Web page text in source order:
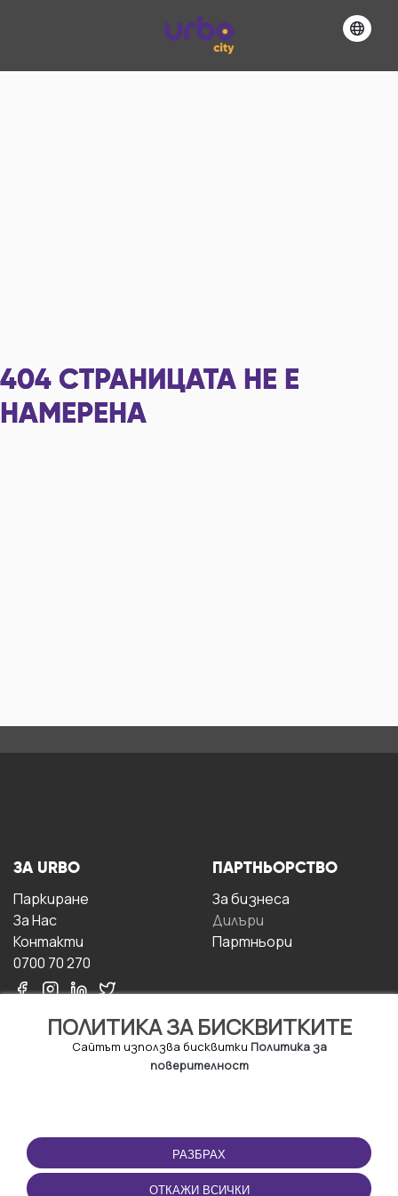
404 СТРАНИЦАТА НЕ Е
НАМЕРЕНА
ПОЛИТИКА ЗА БИСКВИТКИТЕ
Сайтът използва бисквитки Политика за
поверителност
РАЗБРАХ
ОТКАЖИ ВСИЧКИ
ЗА URBO
Паркиране
За Hас
Контакти
0700 70 270
ПАРТНЬОРСТВО
За бизнесa
Дилъри
Партньори
ПОЛЗВАНЕ
Правила и условия за
ползване
ПРИЛОЖЕНИЕТО